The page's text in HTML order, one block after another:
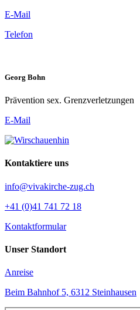
E-Mail
Telefon
Georg Bohn
Prävention sex. Grenzverletzungen
E-Mail
Kontaktiere uns
info@vivakirche-zug.ch
+41 (0)41 741 72 18
Kontaktformular
Unser Standort
Anreise
Beim Bahnhof 5, 6312 Steinhausen